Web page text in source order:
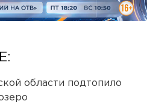
области подтопило